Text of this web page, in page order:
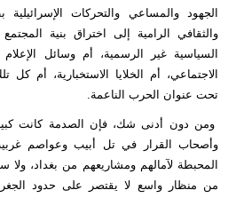
الجهود والمساعي والتحركات الإسرائيلية
والثقافي الرامية إلى اختراق بنية
السياسية غير الرسمية، أم وسائل
الاجتماعي، أم الخلايا الاستخبارية، أم كل
تحت عنوان الحرب الناعمة.
ومن دون أدنى شك، فإن الصدمة كانت
وأصحاب القرار في تل أبيب وعواصم غربية
المحبطة لآمالهم ومشاريعهم من بغداد،
من منظار واسع لا يقتصر على حدود